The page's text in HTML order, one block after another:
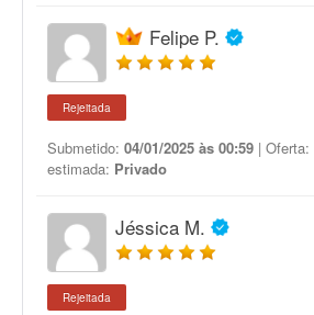
Felipe P.
Rejeitada
Submetido: 04/01/2025 às 00:59 | Oferta:
estimada: Privado
Jéssica M.
Rejeitada